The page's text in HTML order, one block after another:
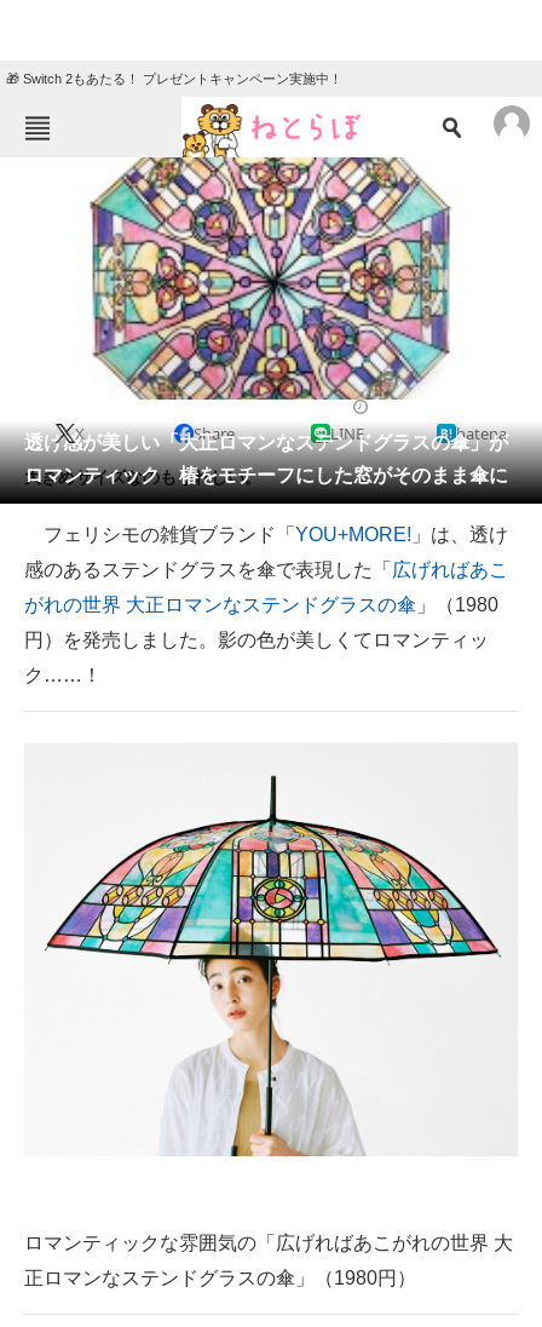
🎁 Switch 2もあたる！ プレゼントキャンペーン実施中！
ねとらぼメニュー
ニュース
クイズ
地域
教育・育児
リサーチ
会員記事
メディア
注目記事を集めた総合ページ
ITの今と未来を見通す
スマホと通信の最新トレンド
AI活用のいまが分かる
企業ITのトレンドを詳説
経営リーダーのコミュニティ
マーケ×ITの今がよく分かる
ITエンジニア向け専門サイト
企業向けIT製品の総合サイト
モノづくり技術者専門サイト
透け感が美しい「大正ロマンなステンドグラスの傘」が
ロマンティック 椿をモチーフにした窓がそのまま傘に
X Share LINE hatena
大きめサイズなのもうれしい。
フェリシモの雑貨ブランド「 YOU+MORE! 」は、透け
感のあるステンドグラスを傘で表現した「 広げればあこ
がれの世界 大正ロマンなステンドグラスの傘 」（1980
円）を発売しました。影の色が美しくてロマンティッ
ク……！
ロマンティックな雰囲気の「広げればあこがれの世界 大
正ロマンなステンドグラスの傘」（1980円）